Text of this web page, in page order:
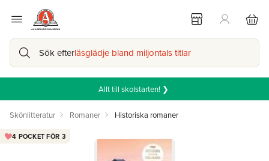
Sök efterläsglädje bland miljontals titlar
Allt till skolstarten! ❯
Skönlitteratur Romaner Historiska romaner
4 POCKET FÖR 3